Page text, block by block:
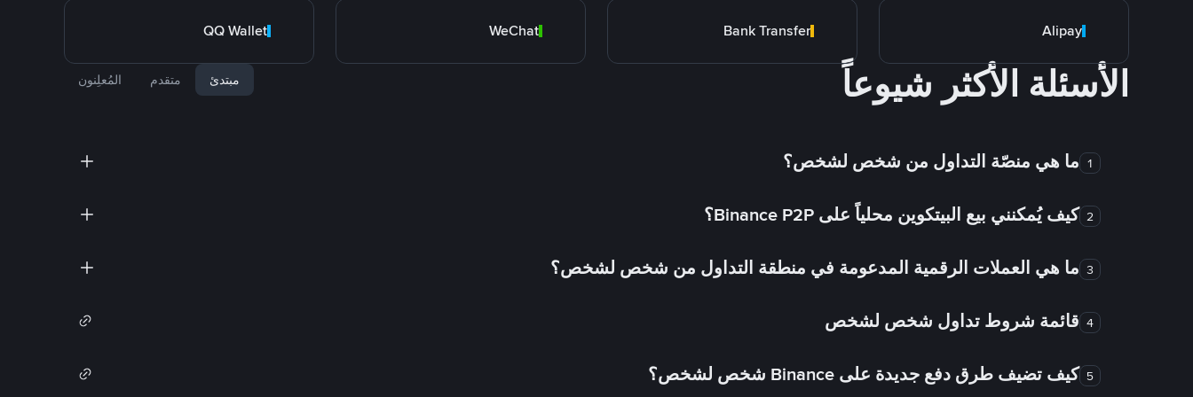
Alipay
Bank Transfer
WeChat
QQ Wallet
الأسئلة الأكثر شيوعاً مبتدئ متقدم المُعلِنون
1 ما هي منصّة التداول من شخص لشخص؟
2 كيف يُمكنني بيع البيتكوين محلياً على Binance P2P؟
3 ما هي العملات الرقمية المدعومة في منطقة التداول من شخص لشخص؟
4 قائمة شروط تداول شخص لشخص
5 كيف تضيف طرق دفع جديدة على Binance شخص لشخص؟